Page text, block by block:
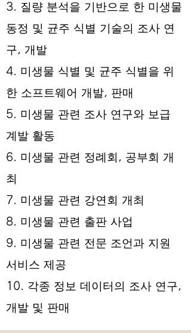
3. 질량 분석을 기반으로 한 미생물
동정 및 균주 식별 기술의 조사 연
구, 개발
4. 미생물 식별 및 균주 식별을 위
한 소프트웨어 개발, 판매
5. 미생물 관련 조사 연구와 보급
계발 활동
6. 미생물 관련 정례회, 공부회 개
최
7. 미생물 관련 강연회 개최
8. 미생물 관련 출판 사업
9. 미생물 관련 전문 조언과 지원
서비스 제공
10. 각종 정보 데이터의 조사 연구,
개발 및 판매